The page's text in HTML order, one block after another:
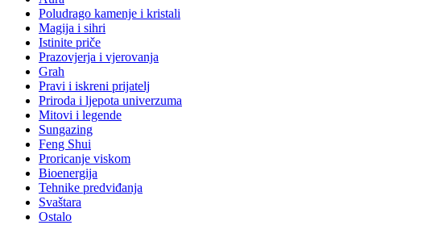
Poludrago kamenje i kristali
Magija i sihri
Istinite priče
Prazovjerja i vjerovanja
Grah
Pravi i iskreni prijatelj
Priroda i ljepota univerzuma
Mitovi i legende
Sungazing
Feng Shui
Proricanje viskom
Bioenergija
Tehnike predviđanja
Svaštara
Ostalo